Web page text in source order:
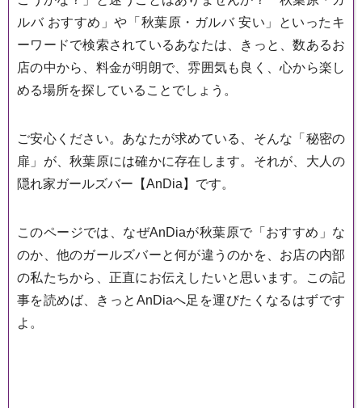
ルバ おすすめ」や「秋葉原・ガルバ 安い」といったキ
ーワードで検索されているあなたは、きっと、数あるお
店の中から、料金が明朗で、雰囲気も良く、心から楽し
める場所を探していることでしょう。
ご安心ください。あなたが求めている、そんな「秘密の
扉」が、秋葉原には確かに存在します。それが、大人の
隠れ家ガールズバー【AnDia】です。
このページでは、なぜAnDiaが秋葉原で「おすすめ」な
のか、他のガールズバーと何が違うのかを、お店の内部
の私たちから、正直にお伝えしたいと思います。この記
事を読めば、きっとAnDiaへ足を運びたくなるはずです
よ。